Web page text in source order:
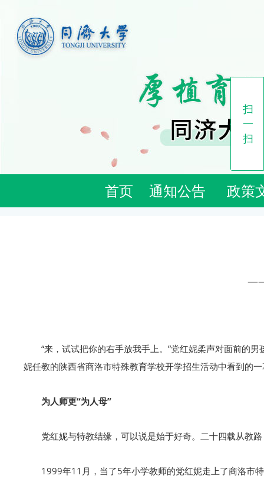
首页 通知公告 政策
——
“来，试试把你的右手放我手上。”党红妮柔声对面前的
妮任教的陕西省商洛市特殊教育学校开学招生活动中看到的
为人师更“为人母”
党红妮与特教结缘，可以说是始于好奇。二十四载从教
1999年11月，当了5年小学教师的党红妮走上了商洛市
扫
一
扫